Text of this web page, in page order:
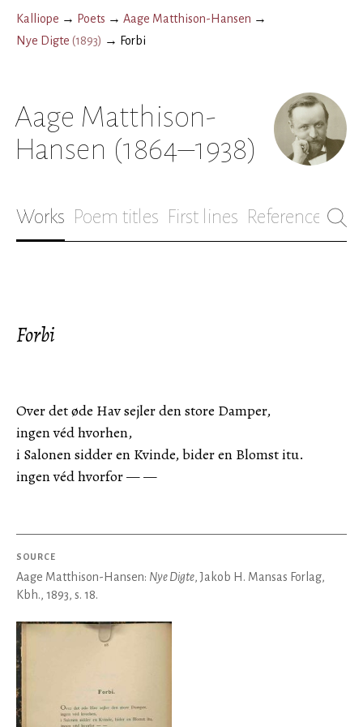
Kalliope → Poets → Aage Matthison-Hansen →
Nye Digte (1893) → Forbi
Aage Matthison-
Hansen (1864–1938)
Works Poem titles First lines References
Forbi
Over det øde Hav sejler den store Damper,
ingen véd hvorhen,
i Salonen sidder en Kvinde, bider en Blomst itu.
ingen véd hvorfor — —
SOURCE
Aage Matthison-Hansen: Nye Digte, Jakob H. Mansas Forlag,
Kbh., 1893, s. 18.